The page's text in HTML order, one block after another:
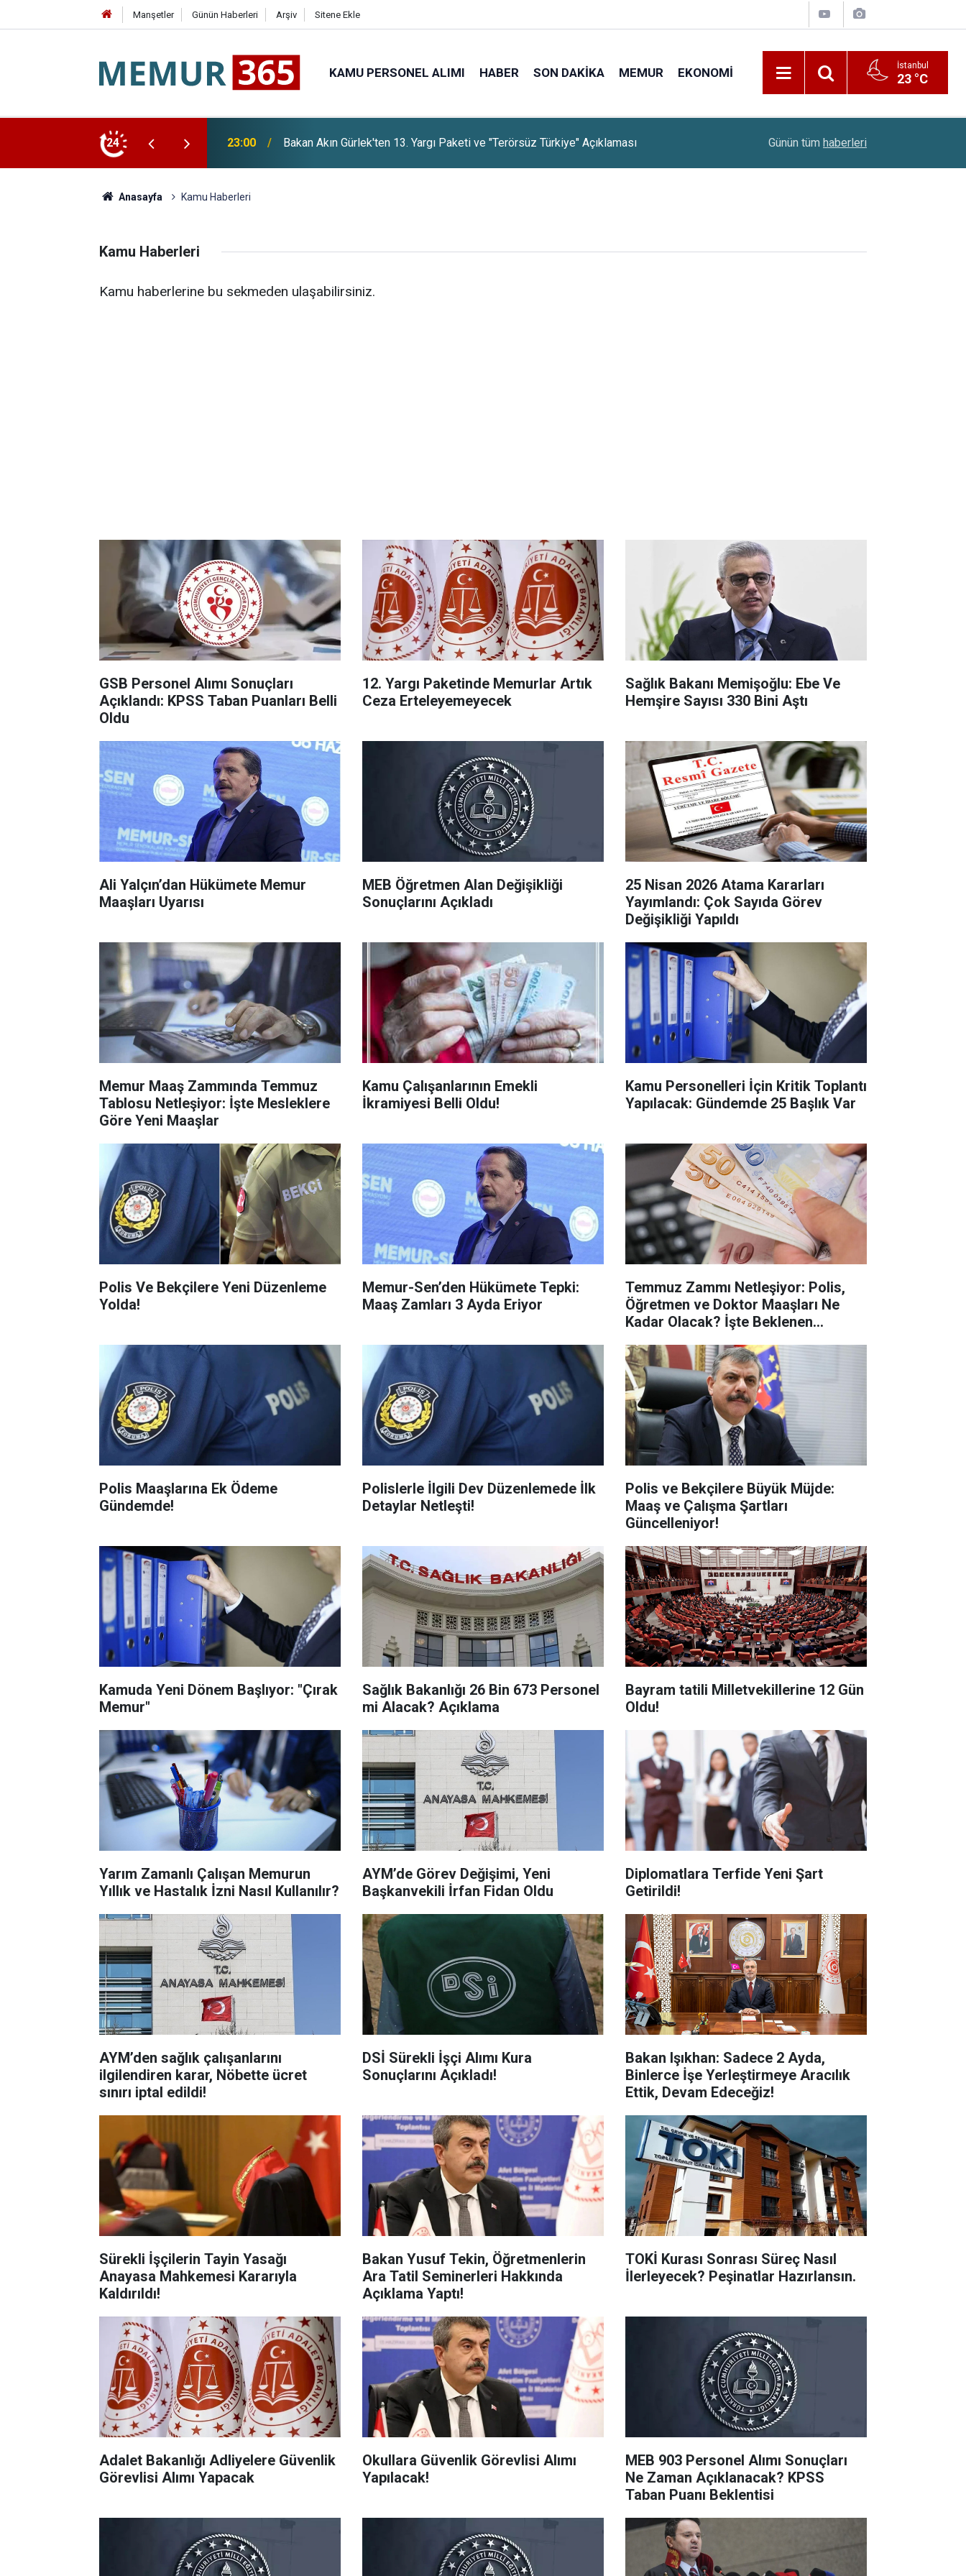
Manşetler Günün Haberleri Arşiv Sitene Ekle
KAMU PERSONEL ALIMI HABER SON DAKIKA MEMUR EKONOMI İstanbul
23 °C
24
ve "Terörsüz Türkiye" Açıklaması 22:36 YENİ Parti, Dayanışma Kampanyasında 9 Günlük Bağış Tutarını Açıkladı Çiftçilere 688,2 Milyon Liralık Destek Ödemesi
Günün tüm haberleri
Anasayfa Kamu Haberleri
Kamu Haberleri
Kamu haberlerine bu sekmeden ulaşabilirsiniz.
GSB Personel Alımı Sonuçları
Açıklandı: KPSS Taban Puanları Belli
Oldu
12. Yargı Paketinde Memurlar Artık
Ceza Erteleyemeyecek
Sağlık Bakanı Memişoğlu: Ebe Ve
Hemşire Sayısı 330 Bini Aştı
Ali Yalçın’dan Hükümete Memur
Maaşları Uyarısı
MEB Öğretmen Alan Değişikliği
Sonuçlarını Açıkladı
25 Nisan 2026 Atama Kararları
Yayımlandı: Çok Sayıda Görev
Değişikliği Yapıldı
Memur Maaş Zammında Temmuz
Tablosu Netleşiyor: İşte Mesleklere
Göre Yeni Maaşlar
Kamu Çalışanlarının Emekli
İkramiyesi Belli Oldu!
Kamu Personelleri İçin Kritik Toplantı
Yapılacak: Gündemde 25 Başlık Var
Polis Ve Bekçilere Yeni Düzenleme
Yolda!
Memur-Sen’den Hükümete Tepki:
Maaş Zamları 3 Ayda Eriyor
Temmuz Zammı Netleşiyor: Polis,
Öğretmen ve Doktor Maaşları Ne
Kadar Olacak? İşte Beklenen
Polis Maaşlarına Ek Ödeme
Gündemde!
Polislerle İlgili Dev Düzenlemede İlk
Detaylar Netleşti!
Polis ve Bekçilere Büyük Müjde:
Maaş ve Çalışma Şartları
Güncelleniyor!
Kamuda Yeni Dönem Başlıyor: "Çırak
Memur"
Sağlık Bakanlığı 26 Bin 673 Personel
mi Alacak? Açıklama
Bayram tatili Milletvekillerine 12 Gün
Oldu!
Yarım Zamanlı Çalışan Memurun
Yıllık ve Hastalık İzni Nasıl Kullanılır?
AYM’de Görev Değişimi, Yeni
Başkanvekili İrfan Fidan Oldu
Diplomatlara Terfide Yeni Şart
Getirildi!
AYM’den sağlık çalışanlarını
ilgilendiren karar, Nöbette ücret
sınırı iptal edildi!
DSİ Sürekli İşçi Alımı Kura
Sonuçlarını Açıkladı!
Bakan Işıkhan: Sadece 2 Ayda,
Binlerce İşe Yerleştirmeye Aracılık
Ettik, Devam Edeceğiz!
Sürekli İşçilerin Tayin Yasağı
Anayasa Mahkemesi Kararıyla
Kaldırıldı!
Bakan Yusuf Tekin, Öğretmenlerin
Ara Tatil Seminerleri Hakkında
Açıklama Yaptı!
TOKİ Kurası Sonrası Süreç Nasıl
İlerleyecek? Peşinatlar Hazırlansın.
Adalet Bakanlığı Adliyelere Güvenlik
Görevlisi Alımı Yapacak
Okullara Güvenlik Görevlisi Alımı
Yapılacak!
MEB 903 Personel Alımı Sonuçları
Ne Zaman Açıklanacak? KPSS
Taban Puanı Beklentisi